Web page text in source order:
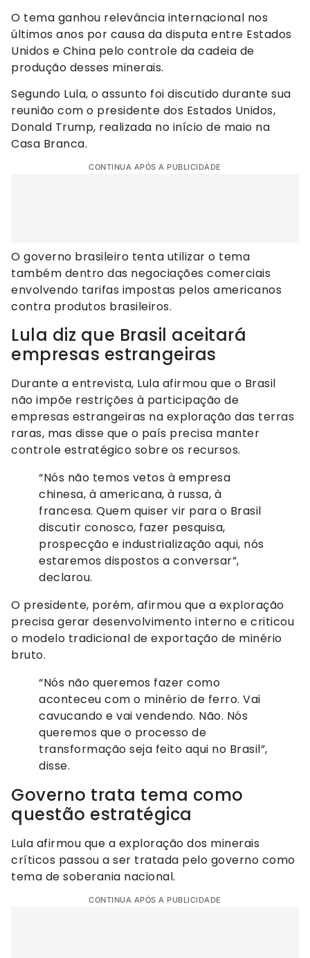
O tema ganhou relevância internacional nos
últimos anos por causa da disputa entre Estados
Unidos e China pelo controle da cadeia de
produção desses minerais.
Segundo Lula, o assunto foi discutido durante sua
reunião com o presidente dos Estados Unidos,
Donald Trump, realizada no início de maio na
Casa Branca.
CONTINUA APÓS A PUBLICIDADE
O governo brasileiro tenta utilizar o tema
também dentro das negociações comerciais
envolvendo tarifas impostas pelos americanos
contra produtos brasileiros.
Lula diz que Brasil aceitará
empresas estrangeiras
Durante a entrevista, Lula afirmou que o Brasil
não impõe restrições à participação de
empresas estrangeiras na exploração das terras
raras, mas disse que o país precisa manter
controle estratégico sobre os recursos.
“Nós não temos vetos à empresa
chinesa, à americana, à russa, à
francesa. Quem quiser vir para o Brasil
discutir conosco, fazer pesquisa,
prospecção e industrialização aqui, nós
estaremos dispostos a conversar”,
declarou.
O presidente, porém, afirmou que a exploração
precisa gerar desenvolvimento interno e criticou
o modelo tradicional de exportação de minério
bruto.
“Nós não queremos fazer como
aconteceu com o minério de ferro. Vai
cavucando e vai vendendo. Não. Nós
queremos que o processo de
transformação seja feito aqui no Brasil”,
disse.
Governo trata tema como
questão estratégica
Lula afirmou que a exploração dos minerais
críticos passou a ser tratada pelo governo como
tema de soberania nacional.
CONTINUA APÓS A PUBLICIDADE